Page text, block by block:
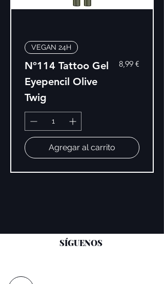
VEGAN 24H
Nº114 Tattoo Gel
Eyepencil Olive
Twig
Precio
8,99 €
Agregar al carrito
SÍGUENOS